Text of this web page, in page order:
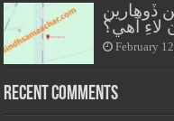
لاءِ آهي؟
February
Recent Comments